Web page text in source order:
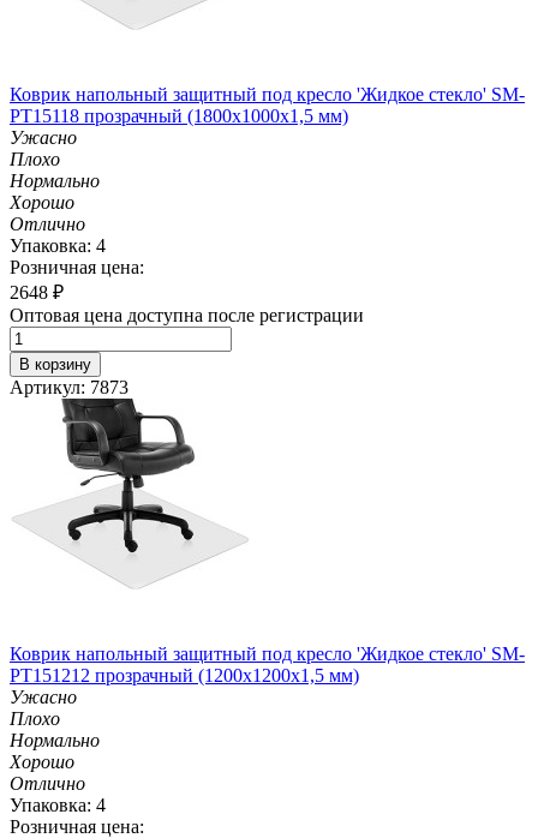
Коврик напольный защитный под кресло 'Жидкое стекло' SM-
PT15118 прозрачный (1800х1000х1,5 мм)
Ужасно
Плохо
Нормально
Хорошо
Отлично
Упаковка: 4
Розничная цена:
2648 ₽
Оптовая цена доступна после регистрации
В корзину
Артикул: 7873
Коврик напольный защитный под кресло 'Жидкое стекло' SM-
PT151212 прозрачный (1200х1200х1,5 мм)
Ужасно
Плохо
Нормально
Хорошо
Отлично
Упаковка: 4
Розничная цена: